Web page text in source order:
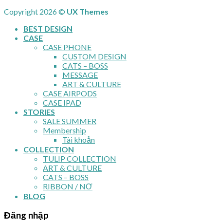
Copyright 2026 © UX Themes
BEST DESIGN
CASE
CASE PHONE
CUSTOM DESIGN
CATS – BOSS
MESSAGE
ART & CULTURE
CASE AIRPODS
CASE IPAD
STORIES
SALE SUMMER
Membership
Tài khoản
COLLECTION
TULIP COLLECTION
ART & CULTURE
CATS – BOSS
RIBBON / NƠ
BLOG
Đăng nhập